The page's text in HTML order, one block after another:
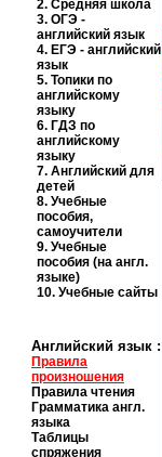
2. Средняя школа
3. ОГЭ -
английский язык
4. ЕГЭ - английский
язык
5. Топики по
английскому
языку
6. ГДЗ по
английскому
языку
7. Английский для
детей
8. Учебные
пособия,
самоучители
9. Учебные
пособия (на англ.
языке)
10. Учебные сайты
Английский язык :
Правила
произношения
Правила чтения
Грамматика англ.
языка
Таблицы
спряжения